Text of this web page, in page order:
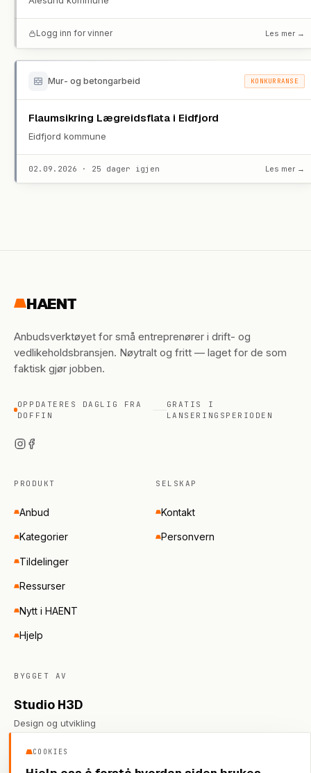
Logg inn for vinner Les mer →
Mur- og betongarbeid KONKURRANSE
Flaumsikring Lægreidsflata i Eidfjord
Eidfjord kommune
02.09.2026 · 25 dager igjen Les mer →
HAENT
Anbudsverktøyet for små entreprenører i drift- og
vedlikeholdsbransjen. Nøytralt og fritt — laget for de som
faktisk gjør jobben.
OPPDATERES DAGLIG FRA
DOFFIN
GRATIS I
LANSERINGSPERIODEN
PRODUKT
Anbud
Kategorier
Tildelinger
Ressurser
Nytt i HAENT
Hjelp
SELSKAP
Kontakt
Personvern
BYGGET AV
Studio H3D
Design og utvikling
COOKIES